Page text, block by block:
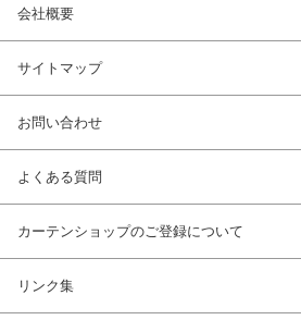
会社概要
サイトマップ
お問い合わせ
よくある質問
カーテンショップのご登録について
リンク集